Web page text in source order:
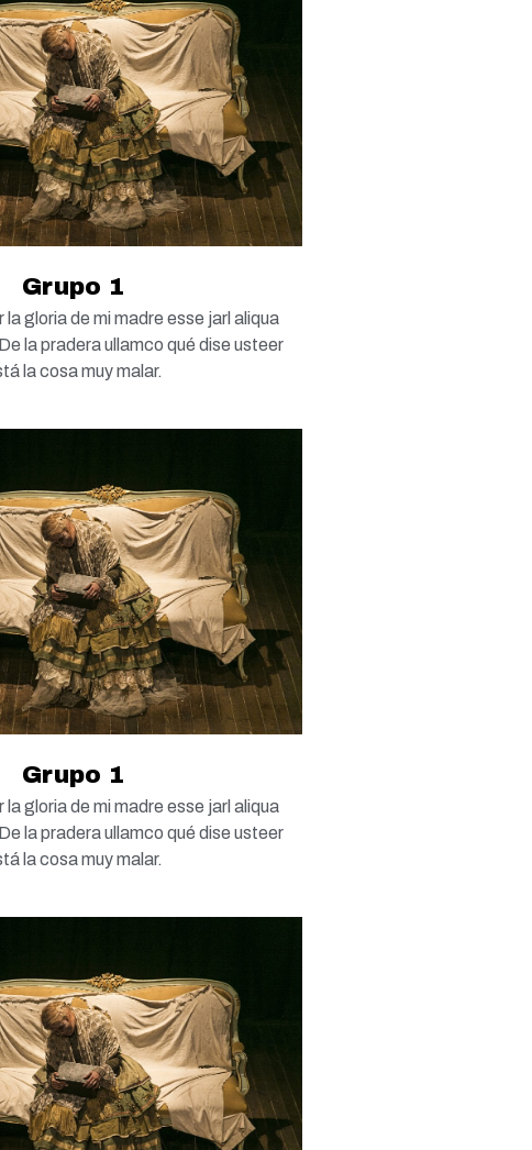
Grupo 1
gloria de mi madre esse jarl aliqua
la pradera ullamco qué dise usteer
la cosa muy malar.
Grupo 1
gloria de mi madre esse jarl aliqua
la pradera ullamco qué dise usteer
la cosa muy malar.